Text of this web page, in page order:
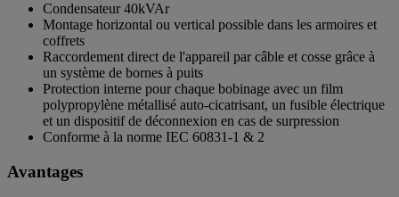
Condensateur 40kVAr
Montage horizontal ou vertical possible dans les armoires et
coffrets
Raccordement direct de l'appareil par câble et cosse grâce à
un système de bornes à puits
Protection interne pour chaque bobinage avec un film
polypropylène métallisé auto-cicatrisant, un fusible électrique
et un dispositif de déconnexion en cas de surpression
Conforme à la norme IEC 60831-1 & 2
Avantages